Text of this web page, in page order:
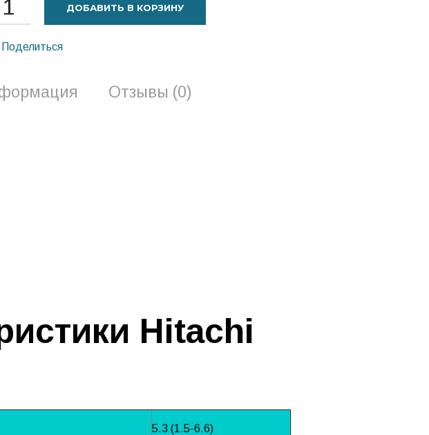
ДОБАВИТЬ В КОРЗИНУ
Поделиться
Отзывы (0)
Hitachi
5.3 (1.5-6.6)